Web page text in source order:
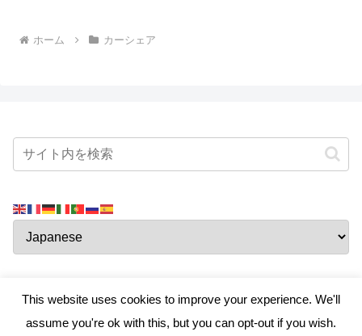
ホーム カーシェア
真・ハマちゃんのお部屋
This website uses cookies to improve your experience. We'll
assume you're ok with this, but you can opt-out if you wish.